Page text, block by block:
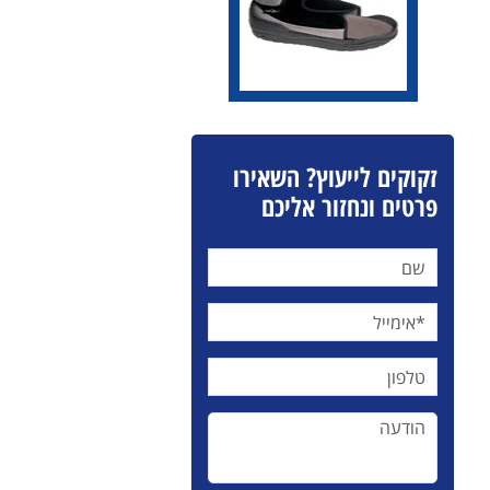
זקוקים לייעוץ? השאירו
פרטים ונחזור אליכם